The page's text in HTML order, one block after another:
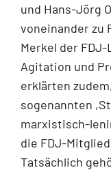
und Hans-Jörg
voneinander zu
Merkel der
Agitation und
erklärten
sogenannten
marxistisch-
die FDJ-
Tatsächlich